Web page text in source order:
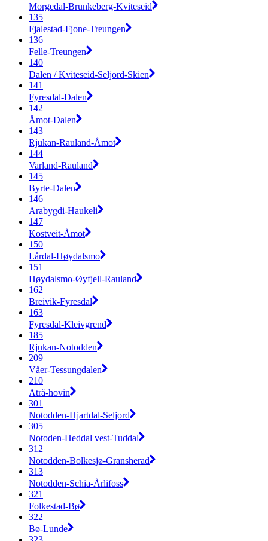
Morgedal-Brunkeberg-Kviteseid
135
Fjalestad-Fjone-Treungen
136
Felle-Treungen
140
Dalen / Kviteseid-Seljord-Skien
141
Fyresdal-Dalen
142
Åmot-Dalen
143
Rjukan-Rauland-Åmot
144
Varland-Rauland
145
Byrte-Dalen
146
Arabygdi-Haukeli
147
Kostveit-Åmot
150
Lårdal-Høydalsmo
151
Høydalsmo-Øyfjell-Rauland
162
Breivik-Fyresdal
163
Fyresdal-Kleivgrend
185
Rjukan-Notodden
209
Våer-Tessungdalen
210
Atrå-hovin
301
Notodden-Hjartdal-Seljord
305
Notoden-Heddal vest-Tuddal
312
Notodden-Bolkesjø-Gransherad
313
Notodden-Schia-Årlifoss
321
Folkestad-Bø
322
Bø-Lunde